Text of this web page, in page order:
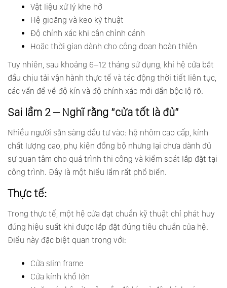
Vật liệu xử lý khe hở
Hệ gioăng và keo kỹ thuật
Độ chính xác khi cân chỉnh cánh
Hoặc thời gian dành cho công đoạn hoàn thiện
Tuy nhiên, sau khoảng 6–12 tháng sử dụng, khi hệ cửa bắt
đầu chịu tải vận hành thực tế và tác động thời tiết liên tục,
các vấn đề về độ kín và độ chính xác mới dần bộc lộ rõ.
Sai lầm 2 – Nghĩ rằng “cửa tốt là đủ”
Nhiều người sẵn sàng đầu tư vào: hệ nhôm cao cấp, kính
chất lượng cao, phụ kiện đồng bộ nhưng lại chưa dành đủ
sự quan tâm cho quá trình thi công và kiểm soát lắp đặt tại
công trình. Đây là một hiểu lầm rất phổ biến.
Thực tế:
Trong thực tế, một hệ cửa đạt chuẩn kỹ thuật chỉ phát huy
đúng hiệu suất khi được lắp đặt đúng tiêu chuẩn của hệ.
Điều này đặc biệt quan trọng với:
Cửa slim frame
Cửa kính khổ lớn